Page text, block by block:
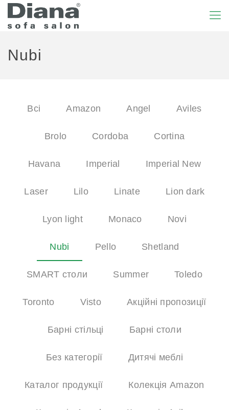
Nubi
Всі Amazon Angel Aviles
Brolo Cordoba Cortina
Havana Imperial Imperial New
Laser Lilo Linate Lion dark
Lyon light Monaco Novi
Nubi Pello Shetland
SMART столи Summer Toledo
Toronto Visto Акційні пропозиції
Барні стільці Барні столи
Без категорії Дитячі меблі
Каталог продукції Колекція Amazon